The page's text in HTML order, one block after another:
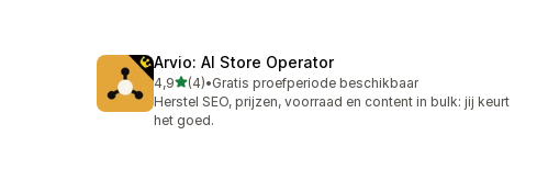
Arvio: AI Store Operator
4,9van 5 sterren
(4)
4 recensies in totaal
•Gratis proefperiode beschikbaar
Herstel SEO, prijzen, voorraad en content in bulk: jij keurt
het goed.